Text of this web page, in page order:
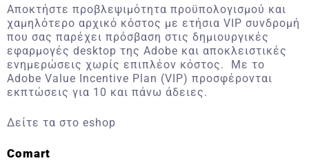
Αποκτήστε προβλεψιμότητα προϋπολογισμού και
χαμηλότερο αρχικό κόστος με ετήσια VIP συνδρομή
που σας παρέχει πρόσβαση στις δημιουργικές
εφαρμογές desktop της Adobe και αποκλειστικές
ενημερώσεις χωρίς επιπλέον κόστος. Με το
Adobe Value Incentive Plan (VIP) προσφέρονται
εκπτώσεις για 10 και πάνω άδειες.
Δείτε τα στο eshop
Comart